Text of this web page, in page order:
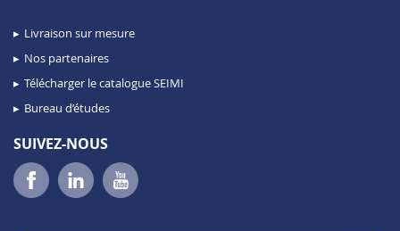
Livraison sur mesure
Nos partenaires
Télécharger le catalogue SEIMI
Bureau d’études
SUIVEZ-NOUS